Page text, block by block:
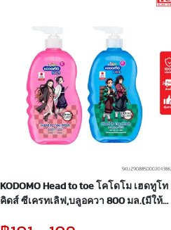
KODOMO Head to toe โคโดโม เฮดทูโท
คิดส์ ซีเครทเลิฟ,บลูอควา 800 มล.(มีให้